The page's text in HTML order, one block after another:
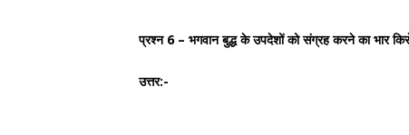
प्रश्न 6 – भगवान बुद्ध के उपदेशों को संग्रह करने का भार
उत्तर:-